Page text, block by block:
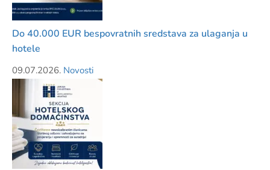
Do 40.000 EUR bespovratnih sredstava za ulaganja u
hotele
09.07.2026. Novosti